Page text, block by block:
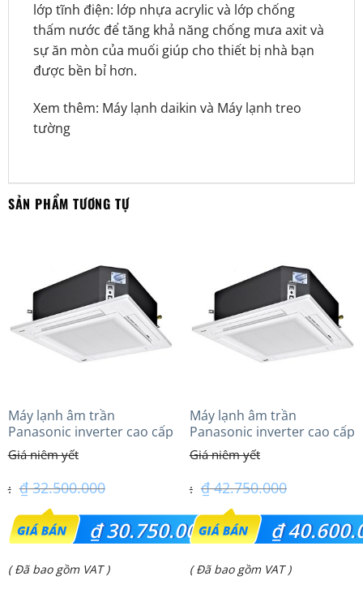
lớp tĩnh điện: lớp nhựa acrylic và lớp chống
thấm nước để tăng khả năng chống mưa axit và
sự ăn mòn của muối giúp cho thiết bị nhà bạn
được bền bỉ hơn.
Xem thêm: Máy lạnh daikin và Máy lạnh treo
tường
SẢN PHẨM TƯƠNG TỰ
Máy lạnh âm trần
Panasonic inverter cao cấp
(3.0Hp) S-2430PU3HA/U-
24PRH1H5
₫32.500.000
Giá
gốc
là:
₫30.750.000
Giá
( Đã bao gồm VAT )
Máy lạnh âm trần
Panasonic inverter cao cấp
(5.0Hp) S-3448PU3HA/U-
43PRH1H5
₫42.750.000
Giá
gốc
là:
₫
Giá
( Đã bao gồm VAT )